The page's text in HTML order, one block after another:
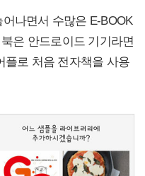
나면서 수많은 E-BOOK
은 안드로이드 기기라면
플로 처음 전자책을 사용